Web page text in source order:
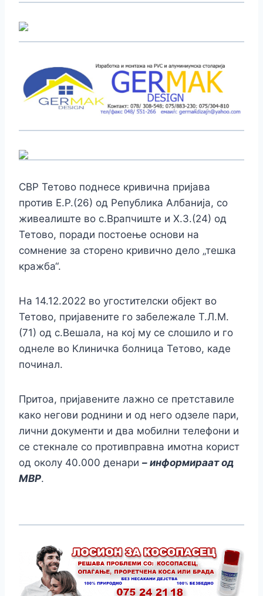
СВР Тетово поднесе кривична пријава
против Е.Р.(26) од Република Албанија, со
живеалиште во с.Врапчиште и Х.З.(24) од
Тетово, поради постоење основи на
сомнение за сторено кривично дело „тешка
кражба“.
На 14.12.2022 во угостителски објект во
Тетово, пријавените го забележале Т.Л.М.
(71) од с.Вешала, на кој му се слошило и го
однеле во Клиничка болница Тетово, каде
починал.
Притоа, пријавените лажно се претставиле
како негови роднини и од него одзеле пари,
лични документи и два мобилни телефони и
се стекнале со противправна имотна корист
од околу 40.000 денари – информираат од
МВР.